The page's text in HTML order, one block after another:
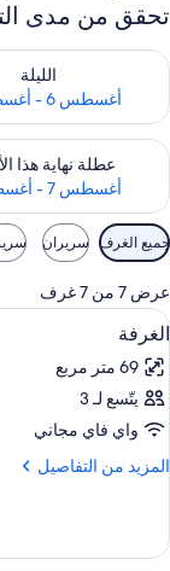
تحقق من مدى
الليلة
أغسطس 6 - أغسطس 7
تحقق من مدى التوفر
عطلة نهاية هذا
أغسطس 7 - أغسطس 9
تحقق من مدى التوفر
عوامل
التصفية
المتاحة
للغرف
جميع الغرف سريران
عرض 7 من 7 غرف
استعراض
جميع
صور
الغرفة
10
الغرفة
69 متر مربع
يتّسع لـ 3
واي فاي مجاني
المزيد من التفاصيل
المزيد
الغرفة